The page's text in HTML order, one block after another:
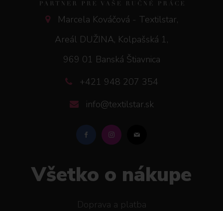
Marcela Kováčová - Textilstar,
Areál DUŽINA, Kolpašská 1,
969 01 Banská Štiavnica
+421 948 207 354
info@textilstar.sk
Všetko o nákupe
Doprava a platba